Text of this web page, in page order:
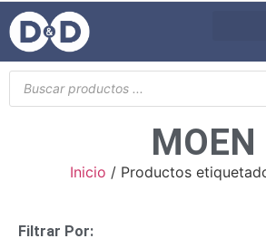
MOEN
Inicio / Productos
Filtrar Por: